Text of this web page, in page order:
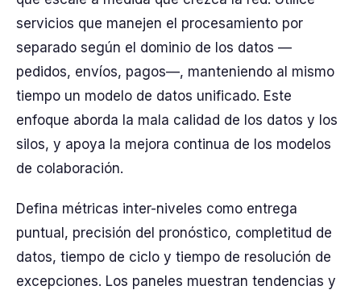
servicios que manejen el procesamiento por
separado según el dominio de los datos —
pedidos, envíos, pagos—, manteniendo al mismo
tiempo un modelo de datos unificado. Este
enfoque aborda la mala calidad de los datos y los
silos, y apoya la mejora continua de los modelos
de colaboración.
Defina métricas inter-niveles como entrega
puntual, precisión del pronóstico, completitud de
datos, tiempo de ciclo y tiempo de resolución de
excepciones. Los paneles muestran tendencias y